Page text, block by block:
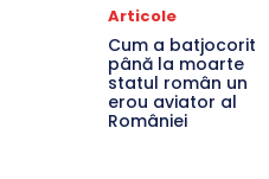
Articole
Cum a batjocorit
până la moarte
statul român un
erou aviator al
României